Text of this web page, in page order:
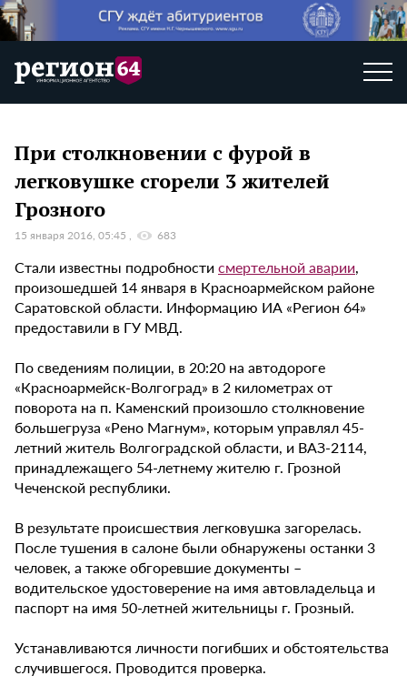
При столкновении с фурой в
легковушке сгорели 3 жителей
Грозного
15 января 2016, 05:45 683
Стали известны подробности смертельной аварии,
произошедшей 14 января в Красноармейском районе
Саратовской области. Информацию ИА «Регион 64»
предоставили в ГУ МВД.
По сведениям полиции, в 20:20 на автодороге
«Красноармейск-Волгоград» в 2 километрах от
поворота на п. Каменский произошло столкновение
большегруза «Рено Магнум», которым управлял 45-
летний житель Волгоградской области, и ВАЗ-2114,
принадлежащего 54-летнему жителю г. Грозной
Чеченской республики.
В результате происшествия легковушка загорелась.
После тушения в салоне были обнаружены останки 3
человек, а также обгоревшие документы –
водительское удостоверение на имя автовладельца и
паспорт на имя 50-летней жительницы г. Грозный.
Устанавливаются личности погибших и обстоятельства
случившегося. Проводится проверка.